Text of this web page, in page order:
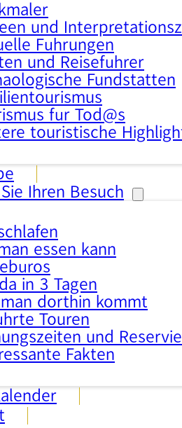
und
Führungen
und Reiseführer
Fundstätten
für Tod@s
touristische
Ihren Besuch
essen kann
in 3 Tagen
dorthin kommt
Touren
und
Fakten